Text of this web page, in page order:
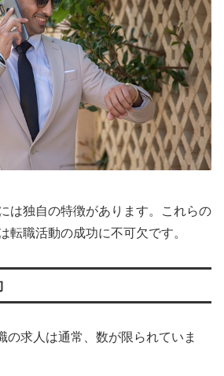
は独自の特徴があります。これらの
転職活動の成功に不可欠です。
の求人は通常、数が限られていま